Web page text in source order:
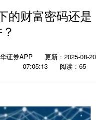
的财富密码还是
证券APP
更新：2025-08-20
07:05:13
阅读：65